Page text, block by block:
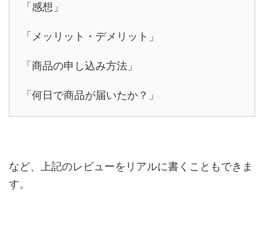
「感想」
「メッリット・デメリット」
「商品の申し込み方法」
「何日で商品が届いたか？」
など、上記のレビューをリアルに書くこともできま
す。